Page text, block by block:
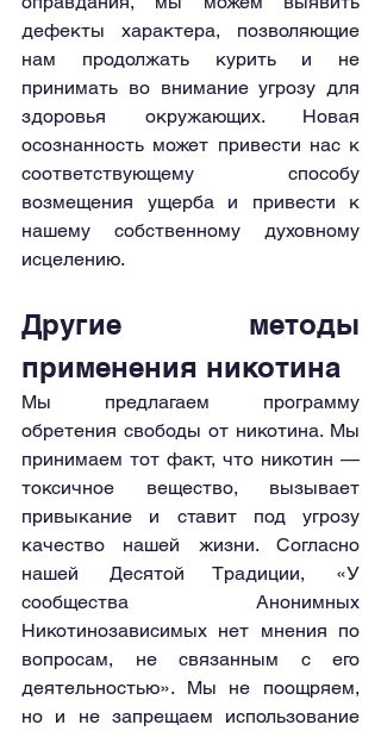
дефекты характера, позволяющие
нам продолжать курить и не
принимать во внимание угрозу для
здоровья окружающих. Новая
осознанность может привести нас к
соответствующему способу
возмещения ущерба и привести к
нашему собственному духовному
исцелению.
Другие методы
применения никотина
Мы предлагаем программу
обретения свободы от никотина. Мы
принимаем тот факт, что никотин —
токсичное вещество, вызывает
привыкание и ставит под угрозу
качество нашей жизни. Согласно
нашей Десятой Традиции, «У
сообщества Анонимных
Никотинозависимых нет мнения по
вопросам, не связанным с его
деятельностью». Мы не поощряем,
но и не запрещаем использование